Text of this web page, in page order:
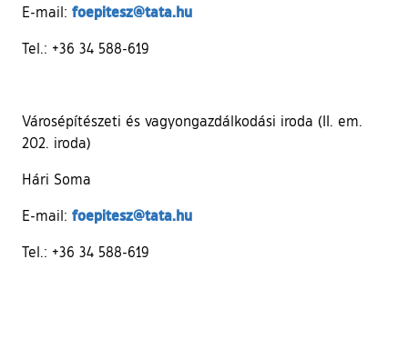
E-mail: foepitesz@tata.hu
Tel.: +36 34 588-619
Városépítészeti és vagyongazdálkodási iroda (II. em.
202. iroda)
Hári Soma
E-mail: foepitesz@tata.hu
Tel.: +36 34 588-619